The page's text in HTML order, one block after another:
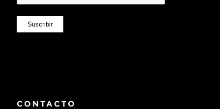
Suscribir
CONTACTO